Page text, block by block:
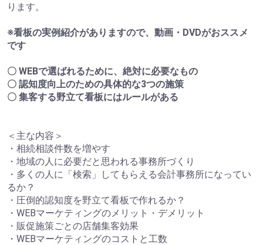
ります。
※看板の実例紹介がありますので、動画・DVDがおススメ
です
〇 WEBで選ばれるために、絶対に必要なもの
〇 認知度向上のための具体的な3つの施策
〇 集客する野立て看板にはルールがある
＜主な内容＞
・相続相談件数を増やす
・地域の人に必要だと思われる事務所づくり
・多くの人に「検索」してもらえる会計事務所になってい
るか？
・圧倒的認知度を野立て看板で作れるか？
・WEBマーケティングのメリット・デメリット
・販促施策ごとの店舗集客効果
・WEBマーケティングのコストと工数